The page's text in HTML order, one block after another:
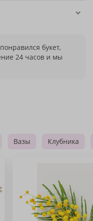
букет,
24 часов и мы
Вазы Клубника